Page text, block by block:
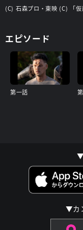
(C) 石森プロ・東映 (C) 「
エピソード
第一話
▼
▼カ